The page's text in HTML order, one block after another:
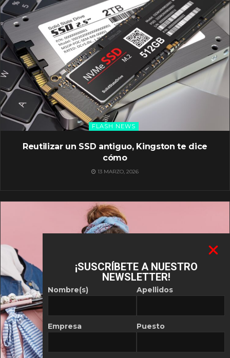
FLASH NEWS
Reutilizar un SSD antiguo, Kingston te dice
cómo
13 MARZO, 2026
¡SUSCRÍBETE A NUESTRO
NEWSLETTER!
Nombre(s)
Empresa
Apellidos
Puesto